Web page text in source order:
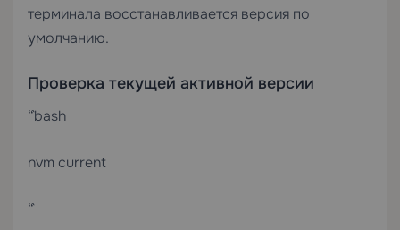
терминала восстанавливается версия по
умолчанию.
Проверка текущей активной версии
“`bash
nvm current
“`